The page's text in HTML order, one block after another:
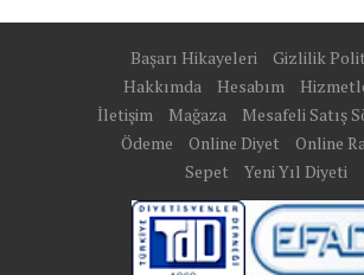
Başarı Hikayeleri
Gizlilik
Hakkımda
Hesabım
İletişim
Mağaza
Mesafeli Satış
Ödeme
Online Diyet
Online
Sepet
Yeni Yıl Diyeti